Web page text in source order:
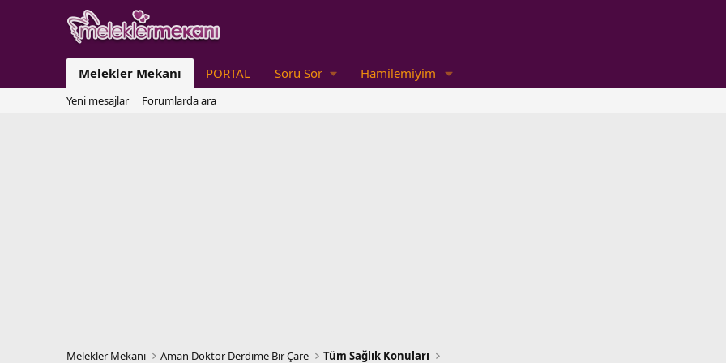
Melekler Mekanı PORTAL Soru Sor Hamilemiyim
Yeni mesajlar Forumlarda ara
Melekler Mekanı Aman Doktor Derdime Bir Çare Tüm Sağlık Konuları